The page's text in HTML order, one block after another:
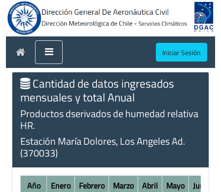
Iniciar Sesión
Cantidad de datos ingresados
mensuales y total Anual
Productos dserivados de humedad relativa
HR.
Estación María Dolores, Los Angeles Ad.
(370033)
Año Enero Febrero Marzo Abril Mayo Junio